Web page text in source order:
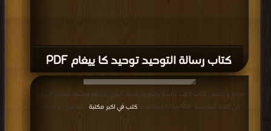
كتاب رسالة التوحيد توحید كا يیغام PDF
قراءة و تحميل كتاب كتاب دراسة وتقويم رحمت الباري ترجمة مختصر صحيح البخاري
إلى اللغة الفارسية PDF مجانا | مكتبة >
كتب في اكبر مكتبة | التحميل : مرة/مرات